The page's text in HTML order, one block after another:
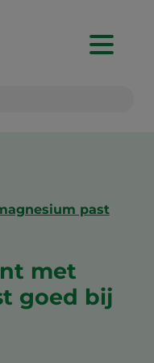
past
met
goed bij